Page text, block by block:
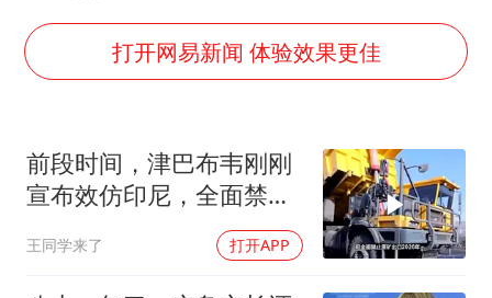
猫咪过火把节被抹成黑猫
BLG经理辟谣Bin离队
云南一男子胃中取出180颗铁钉
曹颖儿子首次演长剧
总书记点赞的非遗苗绣焕发新生机
打开网易新闻 体验效果更佳
前段时间，津巴布韦刚刚
宣布效仿印尼，全面禁止
王同学来了 打开APP